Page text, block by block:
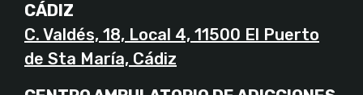
CÁDIZ
C. Valdés, 18, Local 4, 11500 El Puerto
de Sta María, Cádiz